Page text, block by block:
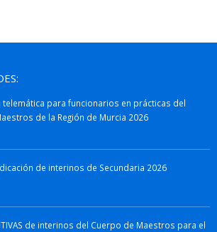
telemática para funcionarios en prácticas del
de la Región de Murcia 2026
de interinos de Secundaria 2026
de interinos del Cuerpo de Maestros para el